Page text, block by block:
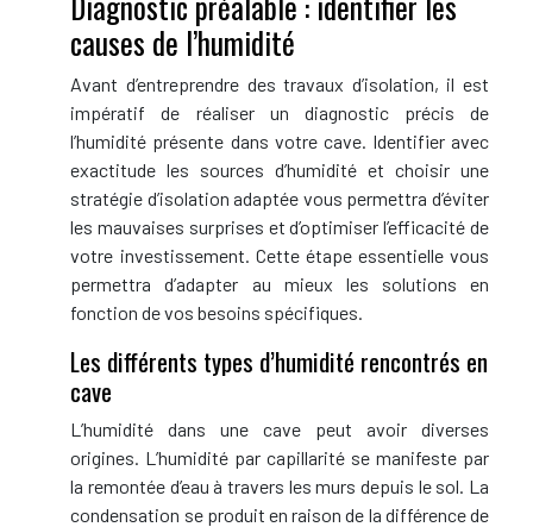
causes de l’humidité
Avant d’entreprendre des travaux d’isolation, il est
impératif de réaliser un diagnostic précis de
l’humidité présente dans votre cave. Identifier avec
exactitude les sources d’humidité et choisir une
stratégie d’isolation adaptée vous permettra d’éviter
les mauvaises surprises et d’optimiser l’efficacité de
votre investissement. Cette étape essentielle vous
permettra d’adapter au mieux les solutions en
fonction de vos besoins spécifiques.
Les différents types d’humidité rencontrés en
cave
L’humidité dans une cave peut avoir diverses
origines. L’humidité par capillarité se manifeste par
la remontée d’eau à travers les murs depuis le sol. La
condensation se produit en raison de la différence de